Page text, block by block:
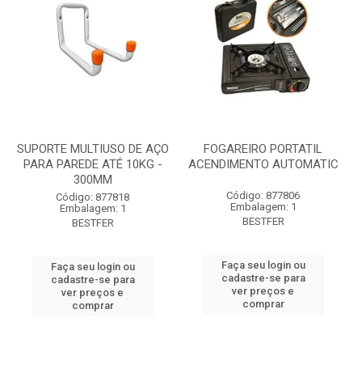
SUPORTE MULTIUSO DE AÇO
PARA PAREDE ATÉ 10KG -
300MM
Código: 877818
Embalagem: 1
BESTFER
Faça seu login ou
cadastre-se para
ver preços e
comprar
FOGAREIRO PORTATIL
ACENDIMENTO AUTOMATIC
Código: 877806
Embalagem: 1
BESTFER
Faça seu login ou
cadastre-se para
ver preços e
comprar